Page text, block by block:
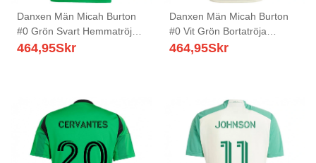
Danxen Män Micah Burton
#0 Grön Svart Hemmatröja
Matchtröjor 2025/26 Tröjor
464,95Skr
Danxen Män Micah Burton
#0 Vit Grön Bortatröja
Matchtröjor 2025/26 Tröjor
464,95Skr